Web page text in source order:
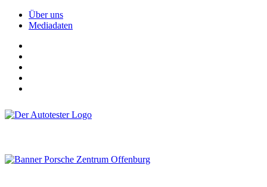
Über uns
Mediadaten